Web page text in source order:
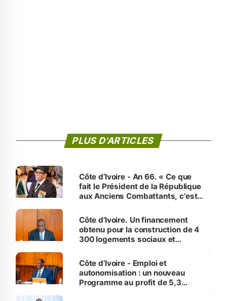
PLUS D'ARTICLES
Côte d’Ivoire - An 66. « Ce que
fait le Président de la République
aux Anciens Combattants, c'est
Côte d’Ivoire. Un financement
obtenu pour la construction de 4
300 logements sociaux et
et Yamoussoukro
Côte d’Ivoire - Emploi et
autonomisation : un nouveau
Programme au profit de 5,3